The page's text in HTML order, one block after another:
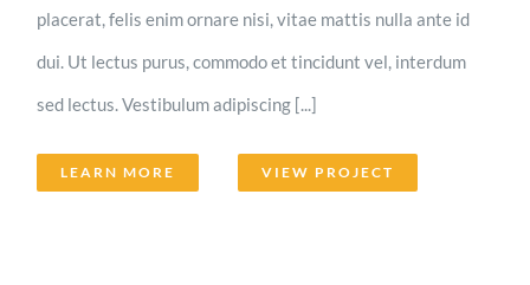
placerat, felis enim ornare nisi, vitae mattis nulla ante id
dui. Ut lectus purus, commodo et tincidunt vel, interdum
sed lectus. Vestibulum adipiscing [...]
LEARN MORE VIEW PROJECT